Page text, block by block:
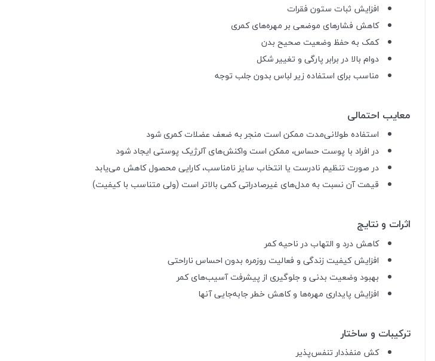
افزایش ثبات ستون فقرات
کاهش فشارهای موضعی بر مهره‌های کمری
کمک به حفظ وضعیت صحیح بدن
دوام بالا در برابر پارگی و تغییر شکل
مناسب برای استفاده زیر لباس بدون جلب توجه
معایب احتمالی
استفاده طولانی‌مدت ممکن است منجر به ضعف عضلات کمری شود
در افراد با پوست حساس، ممکن است واکنش‌های آلرژیک پوستی ایجاد شود
در صورت تنظیم نادرست یا انتخاب سایز نامناسب، کارایی محصول کاهش می‌یابد
قیمت آن نسبت به مدل‌های غیرصادراتی کمی بالاتر است (ولی متناسب با کیفیت)
اثرات و نتایج
کاهش درد و التهاب در ناحیه کمر
افزایش کیفیت زندگی و فعالیت روزمره بدون احساس ناراحتی
بهبود وضعیت بدنی و جلوگیری از پیشرفت آسیب‌های کمر
افزایش پایداری مهره‌ها و کاهش خطر جابه‌جایی آنها
ترکیبات و ساختار
کش منفذدار تنفس‌پذیر